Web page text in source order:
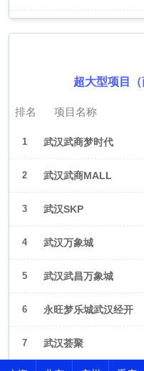
超大型项目（
排名 项目名称
1 武汉武商梦时代
2 武汉武商MALL
3 武汉SKP
4 武汉万象城
5 武汉武昌万象城
6 永旺梦乐城武汉经开
7 武汉荟聚